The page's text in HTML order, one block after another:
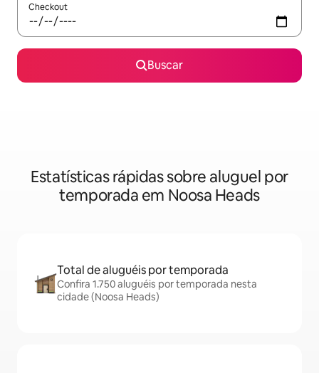
Checkout
Buscar
Estatísticas rápidas sobre aluguel por
temporada em Noosa Heads
Total de aluguéis por temporada
Confira 1.750 aluguéis por temporada nesta
cidade (Noosa Heads)